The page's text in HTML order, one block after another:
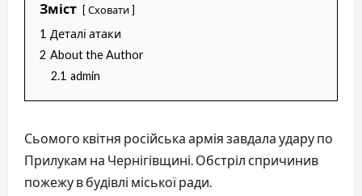
Зміст Сховати
1 Деталі атаки
2 About the Author
2.1 admin
Сьомого квітня російська армія завдала удару по
Прилукам на Чернігівщині. Обстріл спричинив
пожежу в будівлі міської ради.